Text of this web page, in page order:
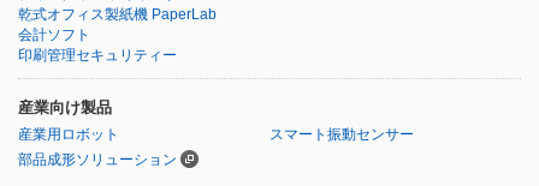
乾式オフィス製紙機 PaperLab
会計ソフト
印刷管理セキュリティー
産業向け製品
産業用ロボット
スマート振動センサー
部品成形ソリューション